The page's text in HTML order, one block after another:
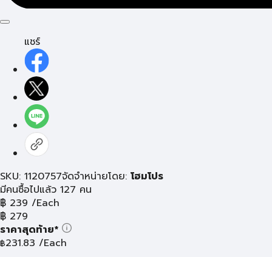
แชร์
SKU: 1120757จัดจำหน่ายโดย: โฮมโปร
มีคนซื้อไปแล้ว 127 คน
฿ 239 /Each
฿ 279
ราคาสุดท้าย*
฿231.83 /Each